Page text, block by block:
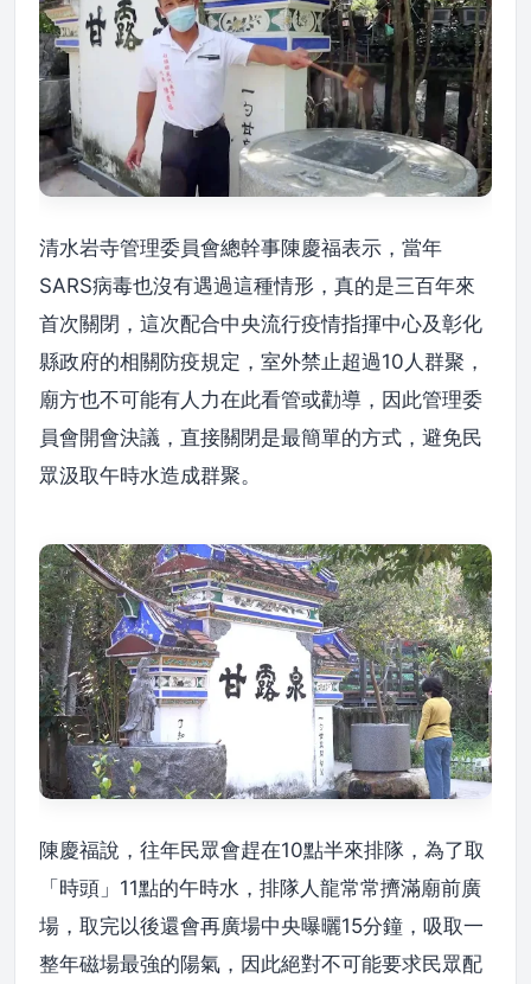
清水岩寺管理委員會總幹事陳慶福表示，當年
SARS病毒也沒有遇過這種情形，真的是三百年來
首次關閉，這次配合中央流行疫情指揮中心及彰化
縣政府的相關防疫規定，室外禁止超過10人群聚，
廟方也不可能有人力在此看管或勸導，因此管理委
員會開會決議，直接關閉是最簡單的方式，避免民
眾汲取午時水造成群聚。
陳慶福說，往年民眾會趕在10點半來排隊，為了取
「時頭」11點的午時水，排隊人龍常常擠滿廟前廣
場，取完以後還會再廣場中央曝曬15分鐘，吸取一
整年磁場最強的陽氣，因此絕對不可能要求民眾配